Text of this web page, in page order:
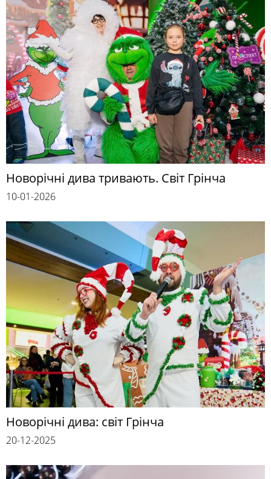
Новорічні дива тривають. Світ Грінча
10-01-2026
Новорічні дива: світ Грінча
20-12-2025